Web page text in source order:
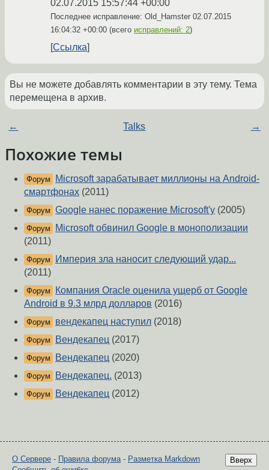
02.07.2015 15:57:44 +00:00
Последнее исправление: Old_Hamster 02.07.2015
16:04:32 +00:00 (всего исправлений: 2)
Ссылка
Вы не можете добавлять комментарии в эту тему. Тема
перемещена в архив.
← Talks →
Похожие темы
Форум
Microsoft зарабатывает миллионы на Android-
смартфонах (2011)
Форум Google нанес поражение Microsoft'y (2005)
Форум
Microsoft обвинил Google в монополизации
(2011)
Форум
Империя зла наносит следующий удар...
(2011)
Форум
Компания Oracle оценила ущерб от Google
Android в 9.3 млрд долларов (2016)
Форум вендекапец наступил (2018)
Форум Вендекапец (2017)
Форум Вендекапец (2020)
Форум Вендекапец. (2013)
Форум Вендекапец (2012)
Вверх
О Сервере - Правила форума- Разметка Markdown